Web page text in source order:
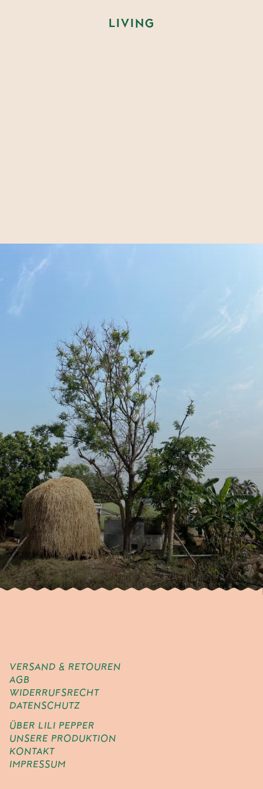
LIVING
VERSAND & RETOUREN
AGB
WIDERRUFSRECHT
DATENSCHUTZ
ÜBER LILI PEPPER
UNSERE PRODUKTION
KONTAKT
IMPRESSUM